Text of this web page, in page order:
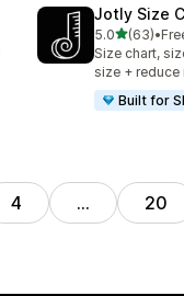
Jotly Size
5.0별 5개 중
(63)
총 리뷰 63개
•
Size chart,
size + reduce
Built for
4 … 20